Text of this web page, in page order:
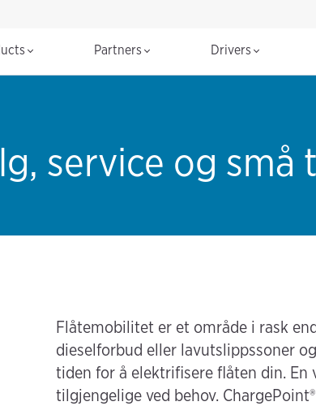
Partners Drivers
service og
Flåtemobilitet er et område i rask
dieselforbud eller lavutslippssoner
tiden for å elektrifisere flåten din.
tilgjengelige ved behov.